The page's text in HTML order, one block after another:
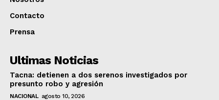
Contacto
Prensa
Ultimas Noticias
Tacna: detienen a dos serenos investigados por
presunto robo y agresión
NACIONAL agosto 10, 2026